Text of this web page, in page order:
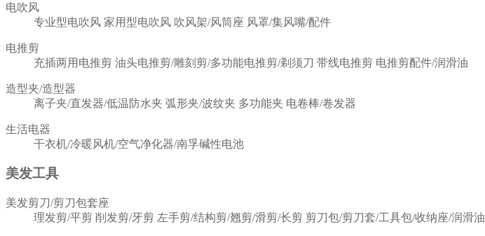
电吹风
专业型电吹风 家用型电吹风 吹风架/风筒座 风罩/集风嘴/配件
电推剪
充插两用电推剪 油头电推剪/雕刻剪/多功能电推剪/剃须刀 带线电推剪 电推剪配件/润滑油
造型夹/造型器
离子夹/直发器/低温防水夹 弧形夹/波纹夹 多功能夹 电卷棒/卷发器
生活电器
干衣机/冷暖风机/空气净化器/南孚碱性电池
美发工具
美发剪刀/剪刀包套座
理发剪/平剪 削发剪/牙剪 左手剪/结构剪/翘剪/滑剪/长剪 剪刀包/剪刀套/工具包/收纳座/润滑油